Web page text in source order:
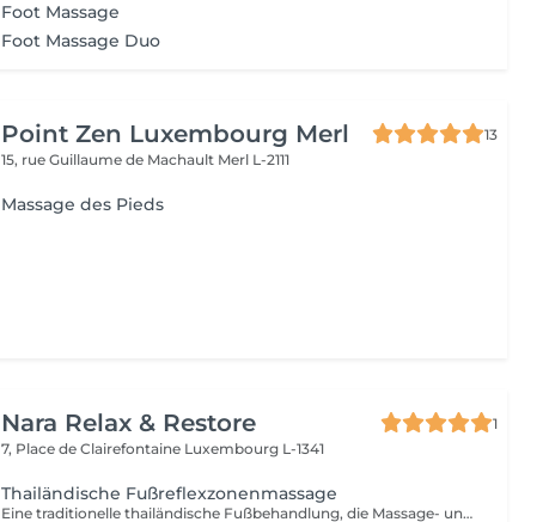
Foot Massage
Foot Massage Duo
Point Zen Luxembourg Merl
13
15, rue Guillaume de Machault Merl L-2111
Massage des Pieds
Nara Relax & Restore
1
7, Place de Clairefontaine Luxembourg L-1341
Thailändische Fußreflexzonenmassage
Eine traditionelle thailändische Fußbehandlung, die Massage- und Drucktechniken an Füßen und Unterschenkeln kombiniert. Diese entspannende Anwendung hilft, müde Füße zu entlasten, die Durchblutung anzuregen, Stress abzubauen und ein angenehmes Gefühl von Ausgeglichenheit und Wohlbefinden zu fördern.